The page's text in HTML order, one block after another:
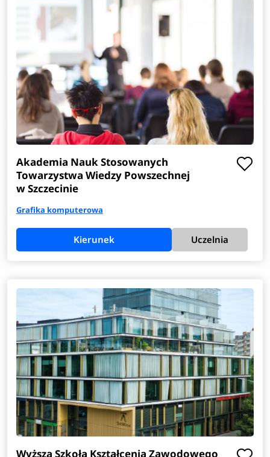
Akademia Nauk Stosowanych
Towarzystwa Wiedzy Powszechnej
w Szczecinie
Grafika komputerowa
Kierunek Uczelnia
Wyższa Szkoła Kształcenia Zawodowego